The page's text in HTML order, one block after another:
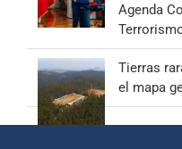
Agenda
Tierras
el mapa